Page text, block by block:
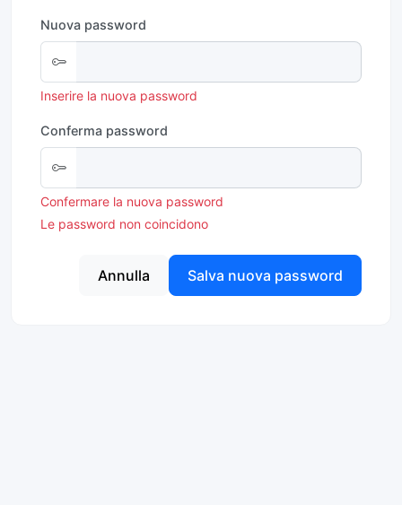
Nuova password
Inserire la nuova password
Conferma password
Confermare la nuova password
Le password non coincidono
Annulla